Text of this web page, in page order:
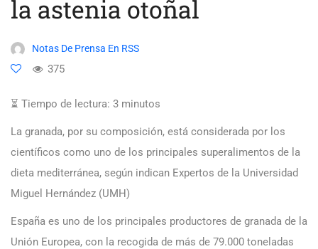
la astenia otoñal
Notas De Prensa En RSS
375
⏳ Tiempo de lectura: 3 minutos
La granada, por su composición, está considerada por los
científicos como uno de los principales superalimentos de la
dieta mediterránea, según indican Expertos de la Universidad
Miguel Hernández (UMH)
España es uno de los principales productores de granada de la
Unión Europea, con la recogida de más de 79.000 toneladas